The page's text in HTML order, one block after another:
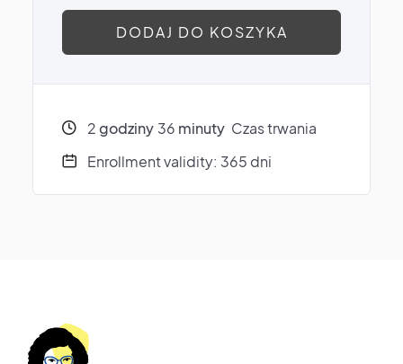
DODAJ DO KOSZYKA
2godziny 36 minuty Czas trwania
Enrollment validity: 365 dni